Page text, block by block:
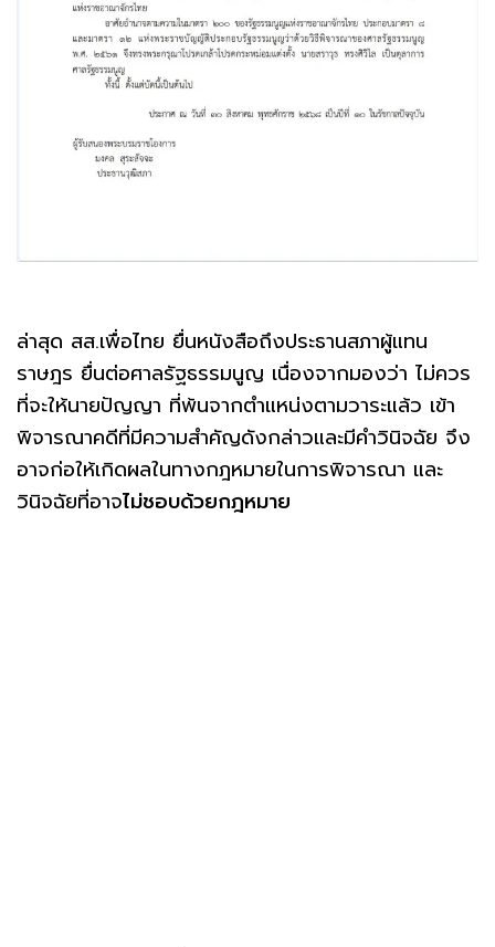
ล่าสุด สส.เพื่อไทย ยื่นหนังสือถึงประธานสภาผู้แทน
ราษฎร ยื่นต่อศาลรัฐธรรมนูญ เนื่องจากมองว่า ไม่ควร
ที่จะให้นายปัญญา ที่พ้นจากตำแหน่งตามวาระแล้ว เข้า
พิจารณาคดีที่มีความสำคัญดังกล่าวและมีคำวินิจฉัย จึง
อาจก่อให้เกิดผลในทางกฎหมายในการพิจารณา และ
วินิจฉัยที่อาจไม่ชอบด้วยกฎหมาย